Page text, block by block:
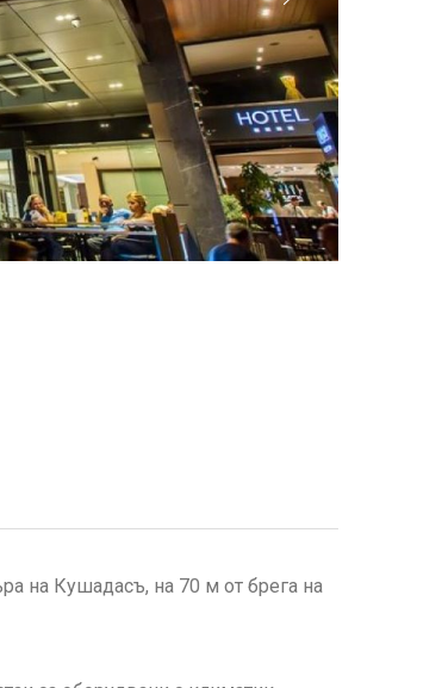
на Кушадасъ, на 70 м от брега на